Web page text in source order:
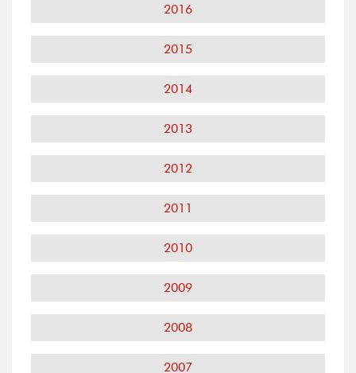
2016
2015
2014
2013
2012
2011
2010
2009
2008
2007